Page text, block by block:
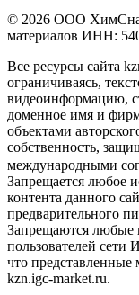
© 2026 ООО
материалов ИНН:
Все ресурсы сайта
ограничиваясь,
видеоинформацию,
доменное имя и
объектами
собственность,
международными
Запрещается любое
контента данного
предварительного
Запрещаются любые
пользователей сети
что
kzn.igc-market.ru.